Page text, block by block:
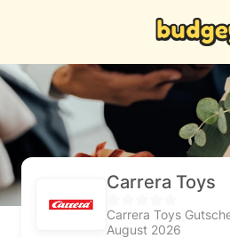
Carrera Toys
Carrera Toys
August 2026